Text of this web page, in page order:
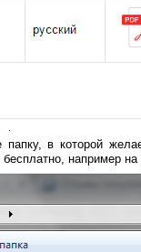
в которой
бесплатно, например